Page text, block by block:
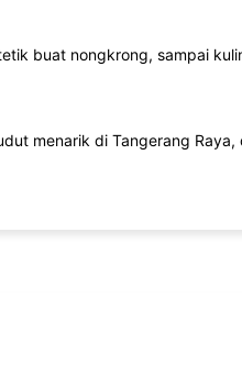
buat nongkrong, sampai
menarik di Tangerang